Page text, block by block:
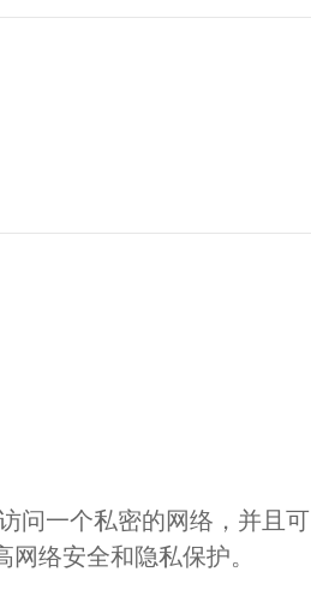
问一个私密的网络，并且可
络安全和隐私保护。